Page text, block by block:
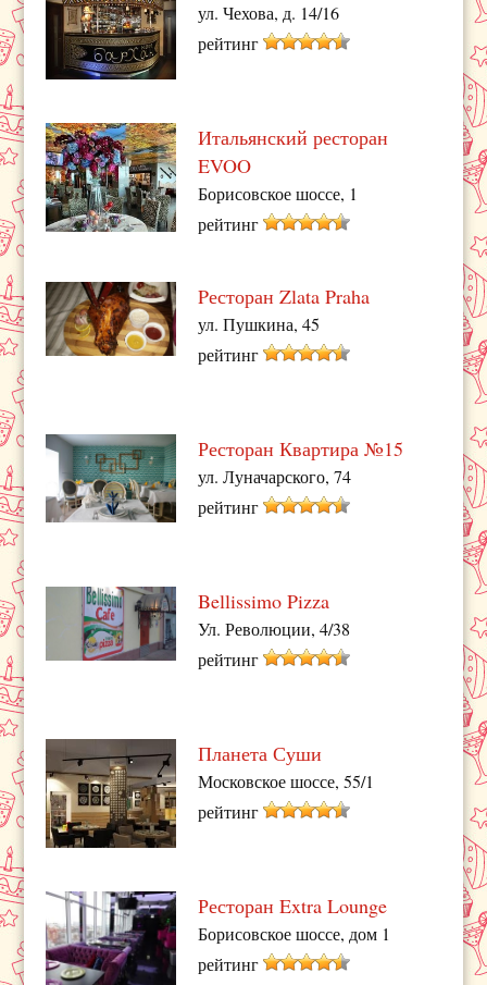
ул. Чехова, д. 14/16
рейтинг
Итальянский ресторан
EVOO
Борисовское шоссе, 1
рейтинг
Pесторан Zlata Praha
ул. Пушкина, 45
рейтинг
Ресторан Квартира №15
ул. Луначарского, 74
рейтинг
Bellissimo Pizza
Ул. Революции, 4/38
рейтинг
Планета Суши
Московское шоссе, 55/1
рейтинг
Ресторан Extra Lounge
Борисовское шоссе, дом 1
рейтинг